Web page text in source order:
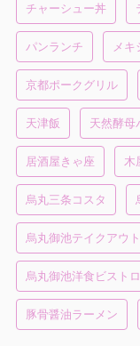
チャーシュー丼
パンランチ メキ
京都ポークグリル
天津飯 天然酵母
居酒屋きゃ座 木
烏丸三条コスタ
烏丸御池テイクアウト
烏丸御池洋食ビストロ
豚骨醤油ラーメン